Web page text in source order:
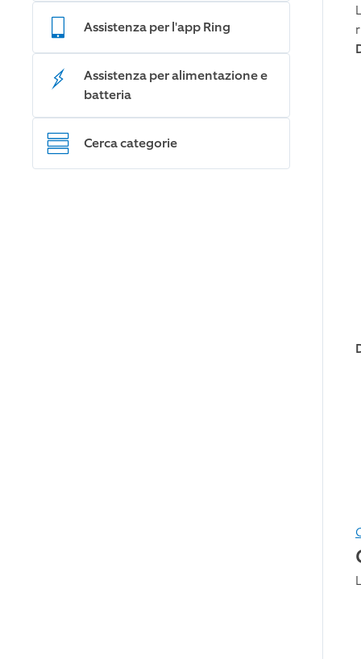
Assistenza per l'app Ring
Assistenza per alimentazione e
batteria
Cerca categorie